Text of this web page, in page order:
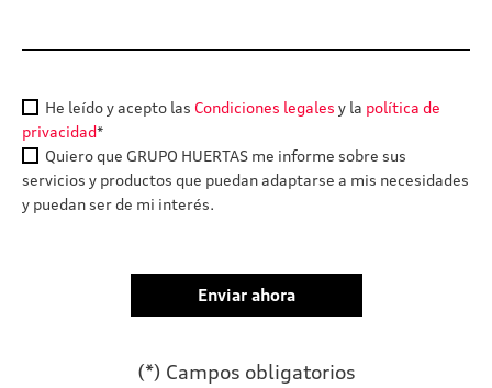
He leído y acepto las Condiciones legales y la política de
privacidad*
Quiero que GRUPO HUERTAS me informe sobre sus
servicios y productos que puedan adaptarse a mis necesidades
y puedan ser de mi interés.
(*) Campos obligatorios